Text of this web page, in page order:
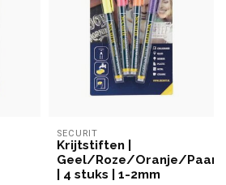
SECURIT
Krijtstiften |
Geel/Roze/Oranje/Paars
| 4 stuks | 1-2mm